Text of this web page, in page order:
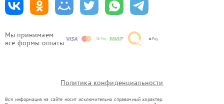
Мы принимаем
все формы оплаты
Политика конфиденциальности
Вся информация на сайте носит исключительно справочный характер.